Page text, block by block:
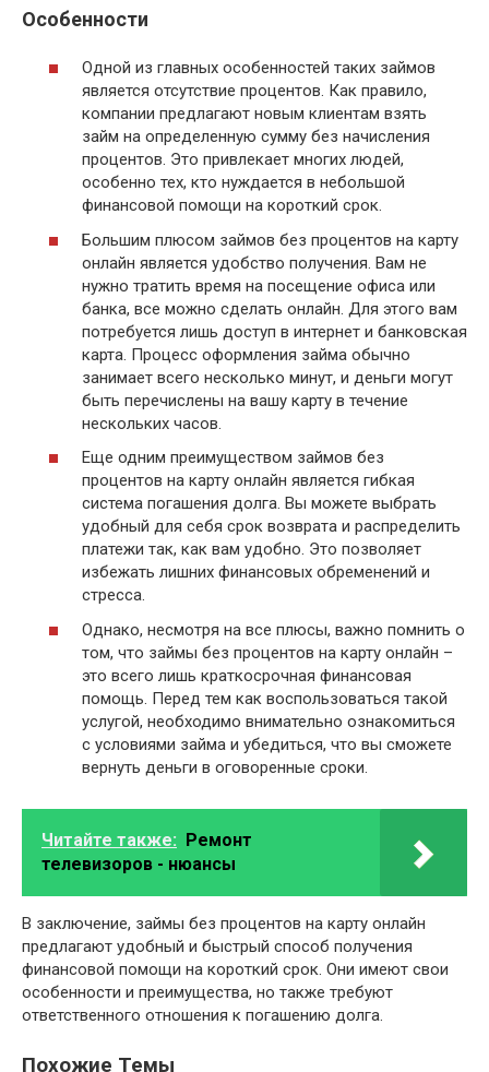
Особенности
Одной из главных особенностей таких займов
является отсутствие процентов. Как правило,
компании предлагают новым клиентам взять
займ на определенную сумму без начисления
процентов. Это привлекает многих людей,
особенно тех, кто нуждается в небольшой
финансовой помощи на короткий срок.
Большим плюсом займов без процентов на карту
онлайн является удобство получения. Вам не
нужно тратить время на посещение офиса или
банка, все можно сделать онлайн. Для этого вам
потребуется лишь доступ в интернет и банковская
карта. Процесс оформления займа обычно
занимает всего несколько минут, и деньги могут
быть перечислены на вашу карту в течение
нескольких часов.
Еще одним преимуществом займов без
процентов на карту онлайн является гибкая
система погашения долга. Вы можете выбрать
удобный для себя срок возврата и распределить
платежи так, как вам удобно. Это позволяет
избежать лишних финансовых обременений и
стресса.
Однако, несмотря на все плюсы, важно помнить о
том, что займы без процентов на карту онлайн –
это всего лишь краткосрочная финансовая
помощь. Перед тем как воспользоваться такой
услугой, необходимо внимательно ознакомиться
с условиями займа и убедиться, что вы сможете
вернуть деньги в оговоренные сроки.
Читайте также: Ремонт
телевизоров - нюансы
В заключение, займы без процентов на карту онлайн
предлагают удобный и быстрый способ получения
финансовой помощи на короткий срок. Они имеют свои
особенности и преимущества, но также требуют
ответственного отношения к погашению долга.
Похожие Темы